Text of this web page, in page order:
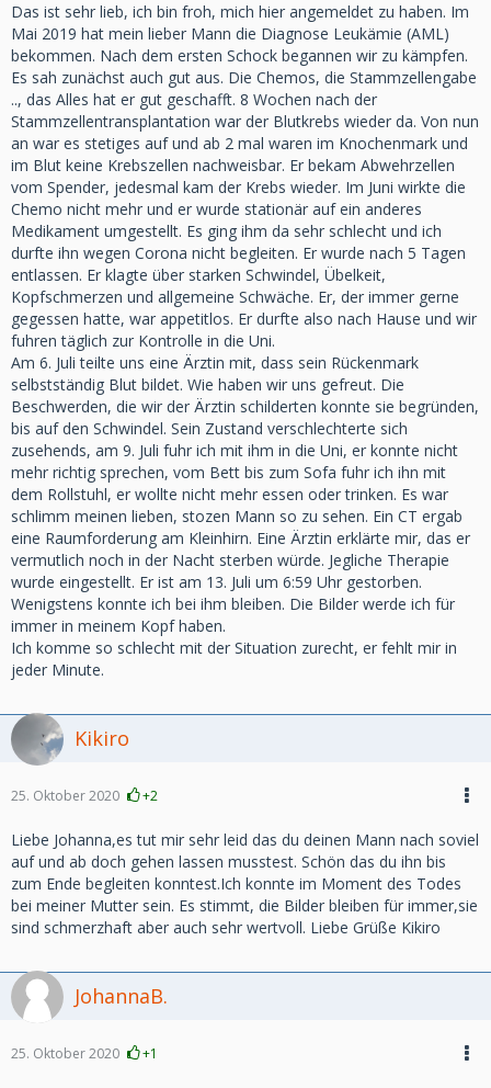
Das ist sehr lieb, ich bin froh, mich hier angemeldet zu haben. Im
Mai 2019 hat mein lieber Mann die Diagnose Leukämie (AML)
bekommen. Nach dem ersten Schock begannen wir zu kämpfen.
Es sah zunächst auch gut aus. Die Chemos, die Stammzellengabe
.., das Alles hat er gut geschafft. 8 Wochen nach der
Stammzellentransplantation war der Blutkrebs wieder da. Von nun
an war es stetiges auf und ab 2 mal waren im Knochenmark und
im Blut keine Krebszellen nachweisbar. Er bekam Abwehrzellen
vom Spender, jedesmal kam der Krebs wieder. Im Juni wirkte die
Chemo nicht mehr und er wurde stationär auf ein anderes
Medikament umgestellt. Es ging ihm da sehr schlecht und ich
durfte ihn wegen Corona nicht begleiten. Er wurde nach 5 Tagen
entlassen. Er klagte über starken Schwindel, Übelkeit,
Kopfschmerzen und allgemeine Schwäche. Er, der immer gerne
gegessen hatte, war appetitlos. Er durfte also nach Hause und wir
fuhren täglich zur Kontrolle in die Uni.
Am 6. Juli teilte uns eine Ärztin mit, dass sein Rückenmark
selbstständig Blut bildet. Wie haben wir uns gefreut. Die
Beschwerden, die wir der Ärztin schilderten konnte sie begründen,
bis auf den Schwindel. Sein Zustand verschlechterte sich
zusehends, am 9. Juli fuhr ich mit ihm in die Uni, er konnte nicht
mehr richtig sprechen, vom Bett bis zum Sofa fuhr ich ihn mit
dem Rollstuhl, er wollte nicht mehr essen oder trinken. Es war
schlimm meinen lieben, stozen Mann so zu sehen. Ein CT ergab
eine Raumforderung am Kleinhirn. Eine Ärztin erklärte mir, das er
vermutlich noch in der Nacht sterben würde. Jegliche Therapie
wurde eingestellt. Er ist am 13. Juli um 6:59 Uhr gestorben.
Wenigstens konnte ich bei ihm bleiben. Die Bilder werde ich für
immer in meinem Kopf haben.
Ich komme so schlecht mit der Situation zurecht, er fehlt mir in
jeder Minute.
Kikiro
25. Oktober 2020 +2
Liebe Johanna,es tut mir sehr leid das du deinen Mann nach soviel
auf und ab doch gehen lassen musstest. Schön das du ihn bis
zum Ende begleiten konntest.Ich konnte im Moment des Todes
bei meiner Mutter sein. Es stimmt, die Bilder bleiben für immer,sie
sind schmerzhaft aber auch sehr wertvoll. Liebe Grüße Kikiro
JohannaB.
25. Oktober 2020 +1